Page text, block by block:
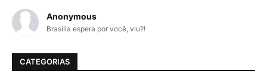
Anonymous
Brasília espera por você, viu?!
CATEGORIAS